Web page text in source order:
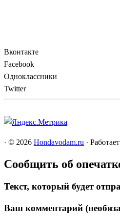
Вконтакте
Facebook
Одноклассники
Twitter
· © 2026 Hondavodam.ru ·
Сообщить об
Текст, который будет
Ваш комментарий